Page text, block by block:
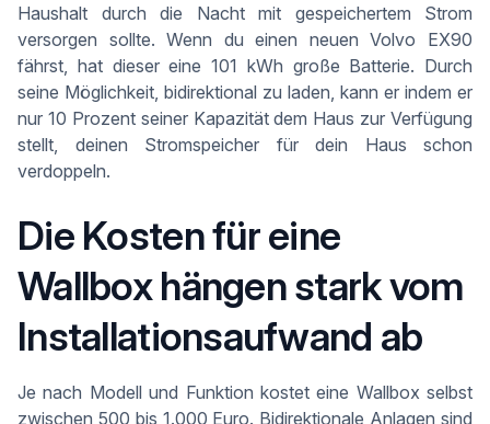
Haushalt durch die Nacht mit gespeichertem Strom
versorgen sollte. Wenn du einen neuen Volvo EX90
fährst, hat dieser eine 101 kWh große Batterie. Durch
seine Möglichkeit, bidirektional zu laden, kann er indem er
nur 10 Prozent seiner Kapazität dem Haus zur Verfügung
stellt, deinen Stromspeicher für dein Haus schon
verdoppeln.
Die Kosten für eine
Wallbox hängen stark vom
Installationsaufwand ab
Je nach Modell und Funktion kostet eine Wallbox selbst
zwischen 500 bis 1.000 Euro. Bidirektionale Anlagen sind